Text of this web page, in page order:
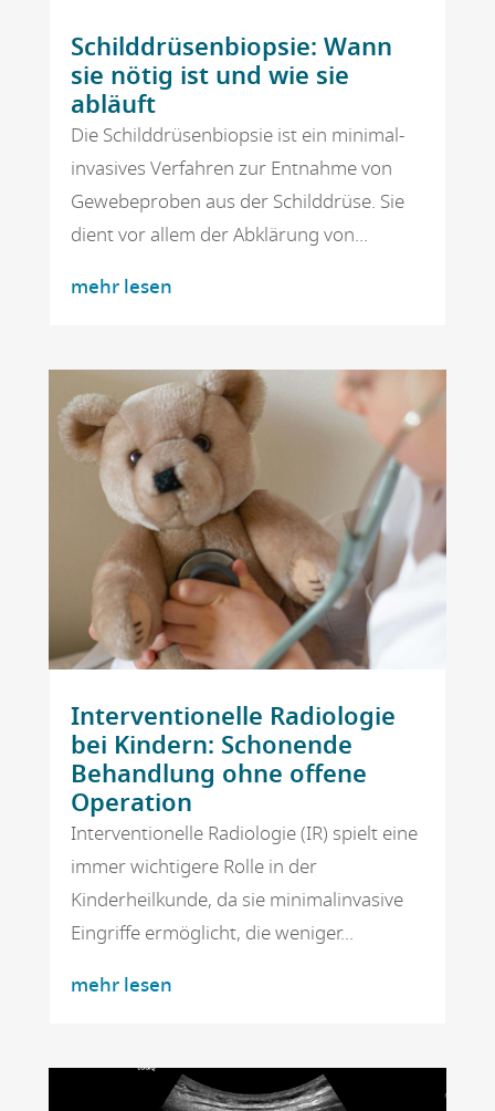
Schilddrüsenbiopsie: Wann
sie nötig ist und wie sie
abläuft
Die Schilddrüsenbiopsie ist ein minimal-
invasives Verfahren zur Entnahme von
Gewebeproben aus der Schilddrüse. Sie
dient vor allem der Abklärung von...
mehr lesen
Interventionelle Radiologie
bei Kindern: Schonende
Behandlung ohne offene
Operation
Interventionelle Radiologie (IR) spielt eine
immer wichtigere Rolle in der
Kinderheilkunde, da sie minimalinvasive
Eingriffe ermöglicht, die weniger...
mehr lesen